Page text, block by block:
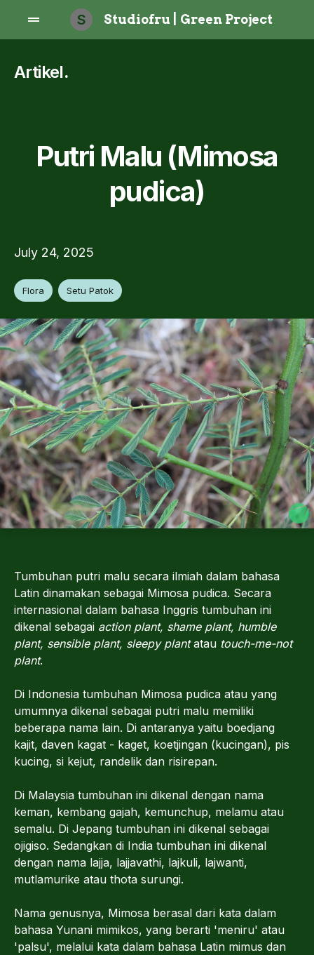
S Studiofru | Green Project
Artikel.
Putri Malu (Mimosa
pudica)
July 24, 2025
Flora Setu Patok
Tumbuhan putri malu secara ilmiah dalam bahasa
Latin dinamakan sebagai Mimosa pudica. Secara
internasional dalam bahasa Inggris tumbuhan ini
dikenal sebagai action plant, shame plant, humble
plant, sensible plant, sleepy plantatau touch-me-not
plant.
Di Indonesia tumbuhan Mimosa pudica atau yang
umumnya dikenal sebagai putri malu memiliki
beberapa nama lain. Di antaranya yaitu boedjang
kajit, daven kagat - kaget, koetjingan (kucingan), pis
kucing, si kejut, randelik dan risirepan.
Di Malaysia tumbuhan ini dikenal dengan nama
keman, kembang gajah, kemunchup, melamu atau
semalu. Di Jepang tumbuhan ini dikenal sebagai
ojigiso. Sedangkan di India tumbuhan ini dikenal
dengan nama lajja, lajjavathi, lajkuli, lajwanti,
mutlamurike atau thota surungi.
Nama genusnya, Mimosa berasal dari kata dalam
bahasa Yunani mimikos, yang berarti 'meniru' atau
'palsu', melalui kata dalam bahasa Latin mimus dan